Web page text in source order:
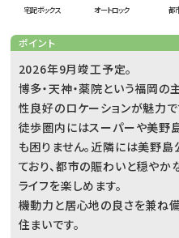
宅配ボックス オートロック 都
ポイント
2026年9月竣工予定。
博多・天神・薬院という福岡
性良好のロケーションが魅力で
徒歩圏内にはスーパーや美野
も困りません。近隣には美野
ており、都市の賑わいと穏や
ライフを楽しめます。
機動力と居心地の良さを兼ね
住まいです。